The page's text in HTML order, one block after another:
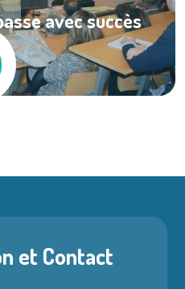
avec succès
et Contact